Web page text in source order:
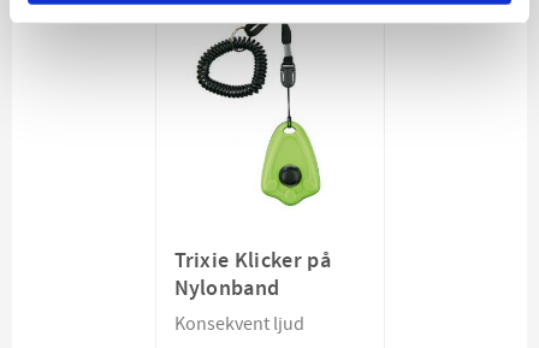
Trixie Klicker på
Nylonband
Konsekvent ljud